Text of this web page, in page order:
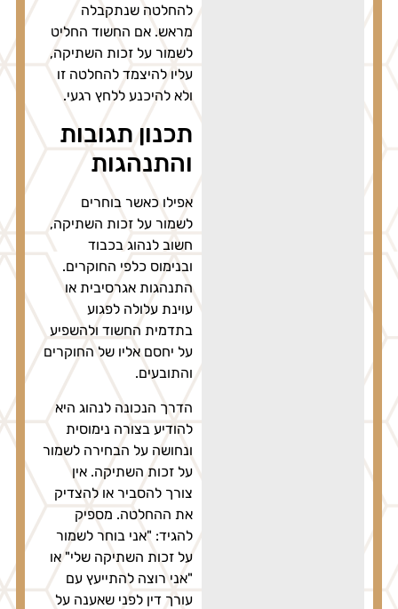
להחלטה שנתקבלה
מראש. אם החשוד החליט
לשמור על זכות השתיקה,
עליו להיצמד להחלטה זו
ולא להיכנע ללחץ רגעי.
תכנון תגובות
והתנהגות
אפילו כאשר בוחרים
לשמור על זכות השתיקה,
חשוב לנהוג בכבוד
ובנימוס כלפי החוקרים.
התנהגות אגרסיבית או
עוינת עלולה לפגוע
בתדמית החשוד ולהשפיע
על יחסם אליו של החוקרים
והתובעים.
הדרך הנכונה לנהוג היא
להודיע בצורה נימוסית
ונחושה על הבחירה לשמור
על זכות השתיקה. אין
צורך להסביר או להצדיק
את ההחלטה. מספיק
להגיד: "אני בוחר לשמור
על זכות השתיקה שלי" או
"אני רוצה להתייעץ עם
עורך דין לפני שאענה על